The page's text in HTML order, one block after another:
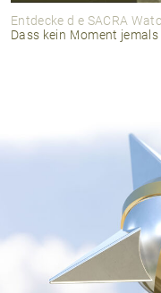
Entdecke die SACRA
Dass kein Moment